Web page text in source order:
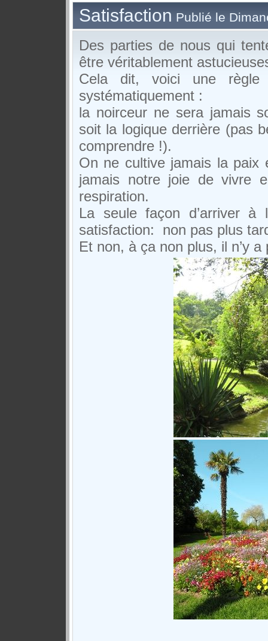
Satisfaction Publié le
Des parties de nous qui
être véritablement
Cela dit, voici une règle
systématiquement :
la noirceur ne sera jamais
soit la logique derrière (pas
comprendre !).
On ne cultive jamais la paix
jamais notre joie de vivre
respiration.
La seule façon d’arriver
satisfaction: non pas plus
Et non, à ça non plus, il n’y a